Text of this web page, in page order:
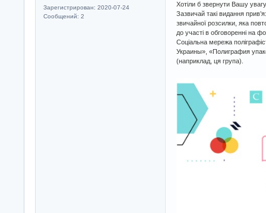
Зарегистрирован: 2020-07-24
Сообщений: 2
Хотіли б звернути Вашу
Зазвичай такі видання
звичайної розсилки, яка
до участі в обговоренні на
Соціальна мережа
Украины», «Полиграфия
(наприклад, ця група).